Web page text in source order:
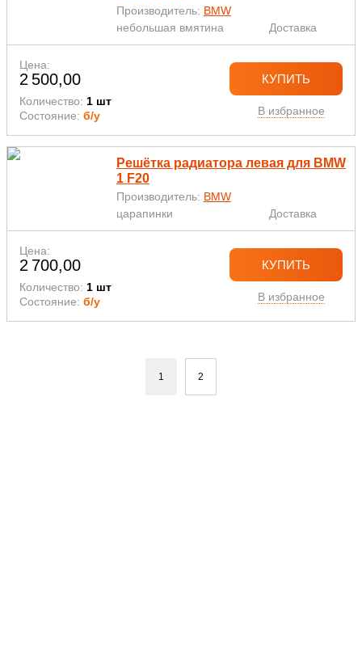
Производитель: BMW
небольшая вмятина
Доставка
Цена:
2 500,00
Количество: 1 шт
Состояние: б/у
КУПИТЬ
В избранное
Решётка радиатора левая для BMW
1 F20
Производитель: BMW
царапинки
Доставка
Цена:
2 700,00
Количество: 1 шт
Состояние: б/у
КУПИТЬ
В избранное
1 2